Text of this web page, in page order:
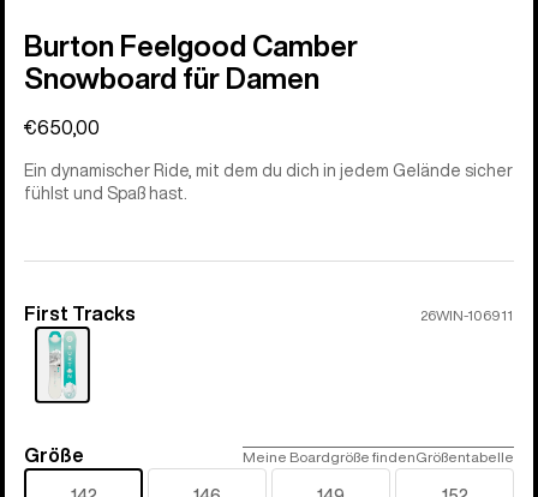
Burton Feelgood Camber
Snowboard für Damen
€650,00
Ein dynamischer Ride, mit dem du dich in jedem Gelände sicher
fühlst und Spaß hast.
Farbe
First Tracks 26WIN-106911
Größe
Größe Meine Boardgröße findenGrößentabelle